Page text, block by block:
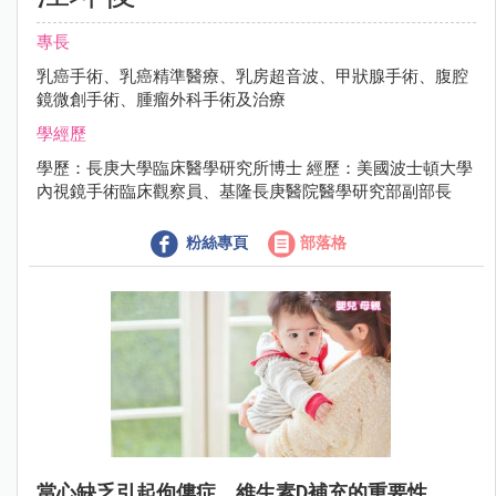
專長
乳癌手術、乳癌精準醫療、乳房超音波、甲狀腺手術、腹腔
鏡微創手術、腫瘤外科手術及治療
學經歷
學歷：長庚大學臨床醫學研究所博士 經歷：美國波士頓大學
內視鏡手術臨床觀察員、基隆長庚醫院醫學研究部副部長
粉絲專頁 部落格